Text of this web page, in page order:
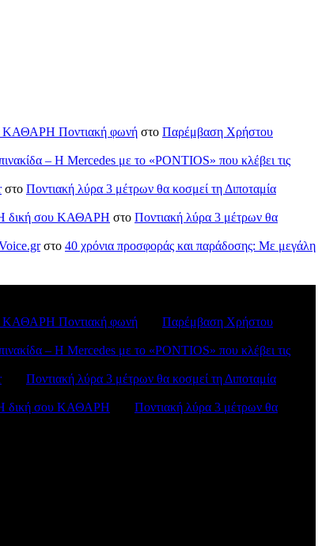
ΚΑΘΑΡΗ Ποντιακή φωνή στο Παρέμβαση Χρήστου
– Η Mercedes με το «PONTIOS» που κλέβει τις
στο Ποντιακή λύρα 3 μέτρων θα κοσμεί τη Διποταμία
- H δική σου ΚΑΘΑΡΗ στο Ποντιακή λύρα 3 μέτρων θα
στο 40 χρόνια προσφοράς και παράδοσης: Με μεγάλη
ΚΑΘΑΡΗ Ποντιακή φωνή
Παρέμβαση Χρήστου
– Η Mercedes με το «PONTIOS» που κλέβει τις
στο Ποντιακή λύρα 3 μέτρων θα κοσμεί τη Διποταμία
- H δική σου ΚΑΘΑΡΗ
Ποντιακή λύρα 3 μέτρων θα